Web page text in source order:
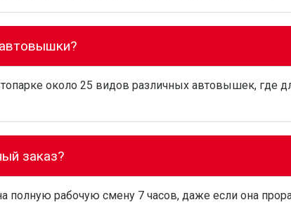
около 25 видов различных автовышек, где
заказ?
полную рабочую смену 7 часов, даже если она